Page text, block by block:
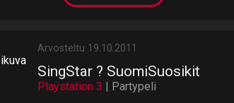
Arvosteltu 19.10.2011
SingStar ? SuomiSuosikit
Playstation 3
| Partypeli